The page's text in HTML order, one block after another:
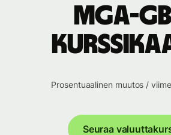
MGA-
Prosentuaalinen muutos /
Seuraa